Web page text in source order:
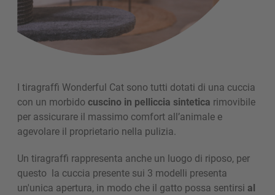
I tiragraffi­ Wonderful Cat sono tutti dotati di una cuccia
con un morbido cuscino in pelliccia sintetica rimovibile
per assicurare il massimo comfort all’animale e
agevolare il proprietario nella pulizia.
Un tiragraffi­ rappresenta anche un luogo di riposo, per
questo la cuccia presente sui 3 modelli presenta
un'unica apertura, in modo che il gatto possa sentirsi al